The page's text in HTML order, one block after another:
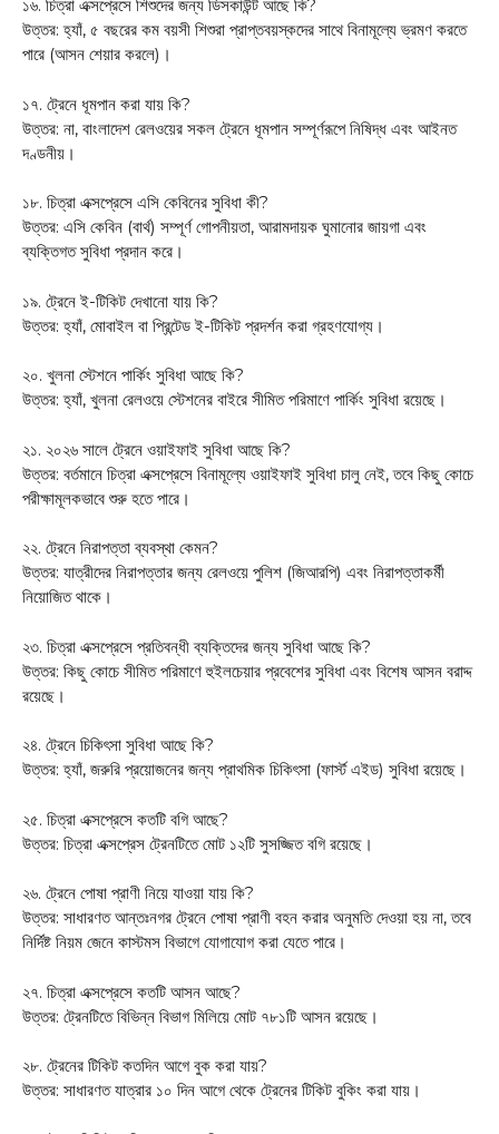
১৬. চিত্রা এক্সপ্রেসে শিশুদের জন্য ডিসকাউন্ট আছে কি?
উত্তর: হ্যাঁ, ৫ বছরের কম বয়সী শিশুরা প্রাপ্তবয়স্কদের সাথে বিনামূল্যে ভ্রমণ করতে
পারে (আসন শেয়ার করলে)।
১৭. ট্রেনে ধূমপান করা যায় কি?
উত্তর: না, বাংলাদেশ রেলওয়ের সকল ট্রেনে ধূমপান সম্পূর্ণরূপে নিষিদ্ধ এবং আইনত
দণ্ডনীয়।
১৮. চিত্রা এক্সপ্রেসে এসি কেবিনের সুবিধা কী?
উত্তর: এসি কেবিন (বার্থ) সম্পূর্ণ গোপনীয়তা, আরামদায়ক ঘুমানোর জায়গা এবং
ব্যক্তিগত সুবিধা প্রদান করে।
১৯. ট্রেনে ই-টিকিট দেখানো যায় কি?
উত্তর: হ্যাঁ, মোবাইল বা প্রিন্টেড ই-টিকিট প্রদর্শন করা গ্রহণযোগ্য।
২০. খুলনা স্টেশনে পার্কিং সুবিধা আছে কি?
উত্তর: হ্যাঁ, খুলনা রেলওয়ে স্টেশনের বাইরে সীমিত পরিমাণে পার্কিং সুবিধা রয়েছে।
২১. ২০২৬ সালে ট্রেনে ওয়াইফাই সুবিধা আছে কি?
উত্তর: বর্তমানে চিত্রা এক্সপ্রেসে বিনামূল্যে ওয়াইফাই সুবিধা চালু নেই, তবে কিছু কোচে
পরীক্ষামূলকভাবে শুরু হতে পারে।
২২. ট্রেনে নিরাপত্তা ব্যবস্থা কেমন?
উত্তর: যাত্রীদের নিরাপত্তার জন্য রেলওয়ে পুলিশ (জিআরপি) এবং নিরাপত্তাকর্মী
নিয়োজিত থাকে।
২৩. চিত্রা এক্সপ্রেসে প্রতিবন্ধী ব্যক্তিদের জন্য সুবিধা আছে কি?
উত্তর: কিছু কোচে সীমিত পরিমাণে হুইলচেয়ার প্রবেশের সুবিধা এবং বিশেষ আসন বরাদ্দ
রয়েছে।
২৪. ট্রেনে চিকিৎসা সুবিধা আছে কি?
উত্তর: হ্যাঁ, জরুরি প্রয়োজনের জন্য প্রাথমিক চিকিৎসা (ফার্স্ট এইড) সুবিধা রয়েছে।
২৫. চিত্রা এক্সপ্রেসে কতটি বগি আছে?
উত্তর: চিত্রা এক্সপ্রেস ট্রেনটিতে মোট ১২টি সুসজ্জিত বগি রয়েছে।
২৬. ট্রেনে পোষা প্রাণী নিয়ে যাওয়া যায় কি?
উত্তর: সাধারণত আন্তঃনগর ট্রেনে পোষা প্রাণী বহন করার অনুমতি দেওয়া হয় না, তবে
নির্দিষ্ট নিয়ম জেনে কাস্টমস বিভাগে যোগাযোগ করা যেতে পারে।
২৭. চিত্রা এক্সপ্রেসে কতটি আসন আছে?
উত্তর: ট্রেনটিতে বিভিন্ন বিভাগ মিলিয়ে মোট ৭৮১টি আসন রয়েছে।
২৮. ট্রেনের টিকিট কতদিন আগে বুক করা যায়?
উত্তর: সাধারণত যাত্রার ১০ দিন আগে থেকে ট্রেনের টিকিট বুকিং করা যায়।